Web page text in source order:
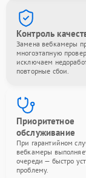
Контроль
Замена вебкамеры
многоэтапную
исключаем
повторные сбои.
Приоритетное
обслуживание
При гарантийном
вебкамеры
очереди — быстро
проблему.